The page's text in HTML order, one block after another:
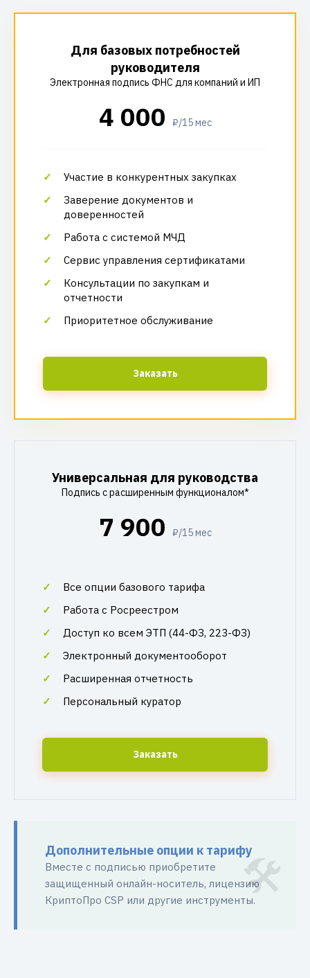
Для базовых потребностей
руководителя
Электронная подпись ФНС для компаний и ИП
4 000 ₽/15 мес
Участие в конкурентных закупках
Заверение документов и
доверенностей
Работа с системой МЧД
Сервис управления сертификатами
Консультации по закупкам и
отчетности
Приоритетное обслуживание
Заказать
Универсальная для руководства
Подпись с расширенным функционалом*
7 900 ₽/15 мес
Все опции базового тарифа
Работа с Росреестром
Доступ ко всем ЭТП (44-ФЗ, 223-ФЗ)
Электронный документооборот
Расширенная отчетность
Персональный куратор
Заказать
Дополнительные опции к тарифу
Вместе с подписью приобретите
защищенный онлайн-носитель, лицензию
КриптоПро CSP или другие инструменты.